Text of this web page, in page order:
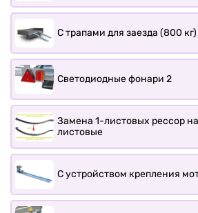
С трапами для заезда (800 кг)
Светодиодные фонари 2
Замена 1-листовых рессор
листовые
С устройством крепления